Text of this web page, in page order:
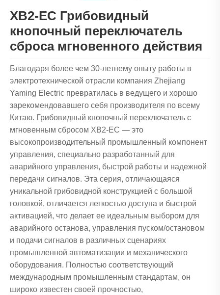
XB2-EC Грибовидный
кнопочный переключатель
сброса мгновенного действия
Благодаря более чем 30-летнему опыту работы в
электротехнической отрасли компания Zhejiang
Yaming Electric превратилась в ведущего и хорошо
зарекомендовавшего себя производителя по всему
Китаю. Грибовидный кнопочный переключатель с
мгновенным сбросом XB2-EC — это
высокопроизводительный промышленный компонент
управления, специально разработанный для
аварийного управления, быстрой работы и надежной
передачи сигналов. Эта серия, отличающаяся
уникальной грибовидной конструкцией с большой
головкой, отличается легкостью доступа и быстрой
активацией, что делает ее идеальным выбором для
аварийного останова, управления пуском/остановом
и подачи сигналов в различных сценариях
промышленной автоматизации и механического
оборудования. Полностью соответствующий
международным промышленным стандартам, он
широко известен своей прочностью,